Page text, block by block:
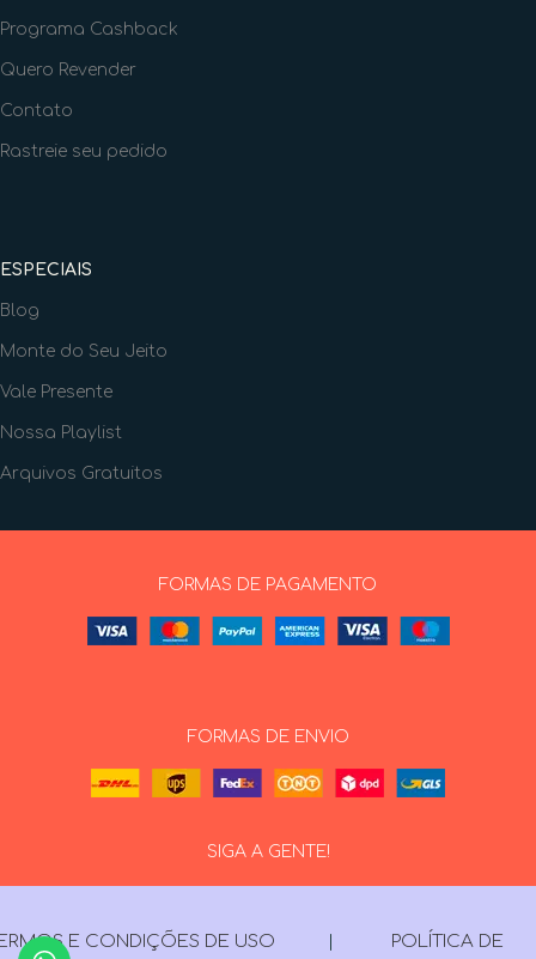
Programa Cashback
Quero Revender
Contato
Rastreie seu pedido
ESPECIAIS
Blog
Monte do Seu Jeito
Vale Presente
Nossa Playlist
Arquivos Gratuitos
FORMAS DE PAGAMENTO
FORMAS DE ENVIO
SIGA A GENTE!
E CONDIÇÕES DE USO POLÍTICA DE